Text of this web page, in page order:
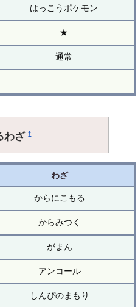
はっこうポケモン
★
通常
わざ†
わざ
からにこもる
からみつく
がまん
アンコール
しんぴのまもり